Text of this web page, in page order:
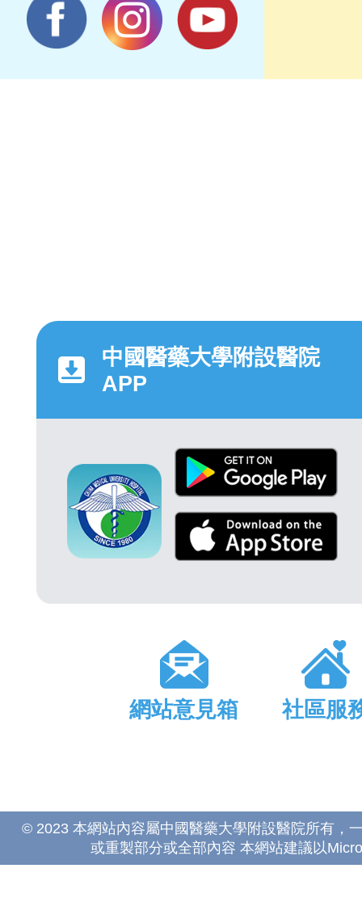
中國醫藥大學附設醫院
APP
網站意見箱 社區服
© 2023 本網站內容屬中國醫藥大學附設醫院所有，
或重製部分或全部內容 本網站建議以